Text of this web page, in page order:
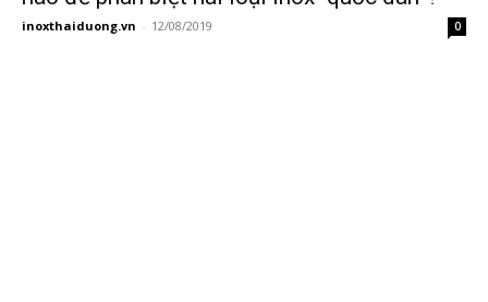
inoxthaiduong.vn - 12/08/2019 0